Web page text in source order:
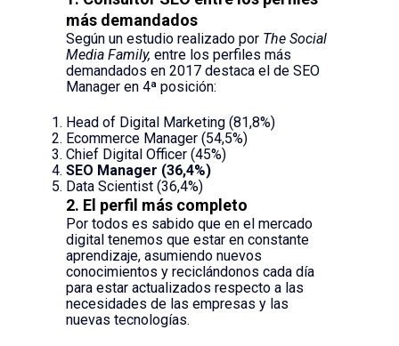
más demandados
Según un estudio realizado por The Social
Media Family, entre los perfiles más
demandados en 2017 destaca el de SEO
Manager en 4ª posición:
Head of Digital Marketing (81,8%)
Ecommerce Manager (54,5%)
Chief Digital Officer (45%)
SEO Manager (36,4%)
Data Scientist (36,4%)
2. El perfil más completo
Por todos es sabido que en el mercado
digital tenemos que estar en constante
aprendizaje, asumiendo nuevos
conocimientos y reciclándonos cada día
para estar actualizados respecto a las
necesidades de las empresas y las
nuevas tecnologías.